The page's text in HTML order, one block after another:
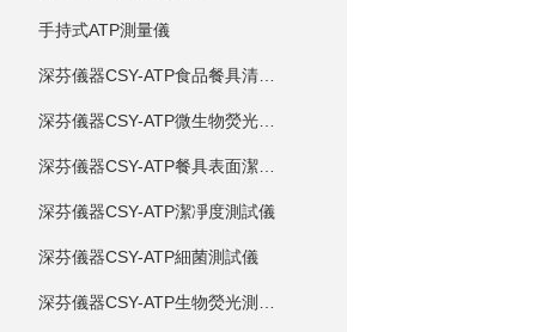
手持式ATP測量儀
深芬儀器CSY-ATP潔凈度測試儀
深芬儀器CSY-ATP細菌測試儀